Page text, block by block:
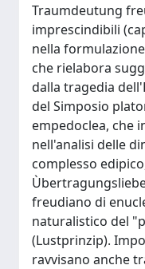
Traumdeutung
imprescindibili
nella
che rielabora
dalla tragedia
del Simposio
empedoclea, che
nell'analisi delle
complesso
freudiano di
naturalistico del
(Lustprinzip).
ravvisano anche